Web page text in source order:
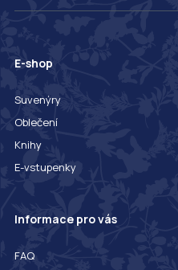
E-shop
Suvenýry
Oblečení
Knihy
E-vstupenky
Informace pro vás
FAQ